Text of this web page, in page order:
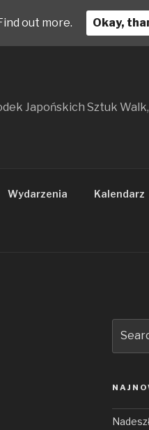
Japońskich Sztuk
Wydarzenia Kalendarz
for:
out more. Okay,